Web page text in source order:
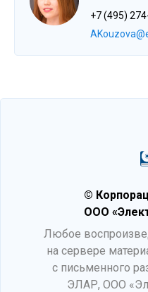
+7 (495)
©
ООО
Любое
на сервере
с письменного
ЭЛАР, ООО